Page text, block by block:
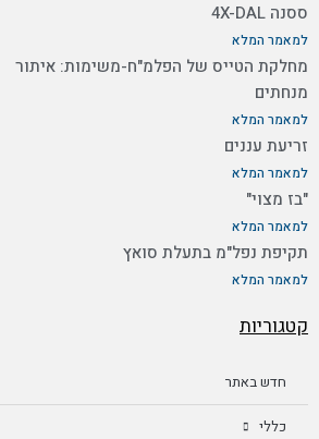
ססנה 4X-DAL
למאמר המלא
מחלקת הטייס של הפלמ"ח-משימות: איתור
מנחתים
למאמר המלא
זריעת עננים
למאמר המלא
"בז מצוי"
למאמר המלא
תקיפת נפל"מ בתעלת סואץ
למאמר המלא
קטגוריות
חדש באתר
כללי